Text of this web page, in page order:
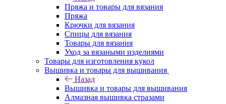
Пряжа и товары для вязания
Пряжа
Крючки для вязания
Спицы для вязания
Товары для вязания
Уход за вязаными изделиями
Товары для изготовления кукол
Вышивка и товары для вышивания
Назад
Вышивка и товары для вышивания
Алмазная вышивка стразами